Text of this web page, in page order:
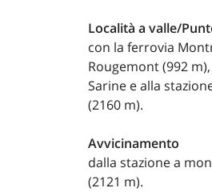
Località a valle/
con la ferrovia
Rougemont (992
Sarine e alla
(2160 m).
Avvicinamento
dalla stazione a
(2121 m).